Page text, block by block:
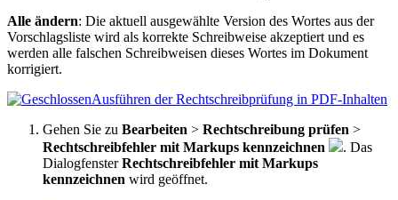
Alle ändern: Die aktuell ausgewählte Version des Wortes aus der
Vorschlagsliste wird als korrekte Schreibweise akzeptiert und es
werden alle falschen Schreibweisen dieses Wortes im Dokument
korrigiert.
Ausführen der Rechtschreibprüfung in PDF-Inhalten
Gehen Sie zu Bearbeiten > Rechtschreibung prüfen >
Rechtschreibfehler mit Markups kennzeichnen
. Das
DialogfensterRechtschreibfehler mit Markups
kennzeichnen wird geöffnet.